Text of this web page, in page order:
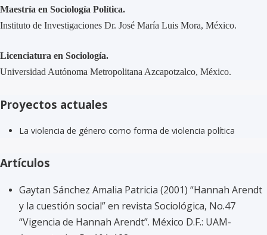
Maestría en Sociología Política.
Instituto de Investigaciones Dr. José María Luis Mora, México.
Licenciatura en Sociología.
Universidad Autónoma Metropolitana Azcapotzalco, México.
Proyectos actuales
La violencia de género como forma de violencia política
Artículos
Gaytan Sánchez Amalia Patricia (2001) “Hannah Arendt
y la cuestión social” en revista Sociológica, No.47
“Vigencia de Hannah Arendt”. México D.F.: UAM-